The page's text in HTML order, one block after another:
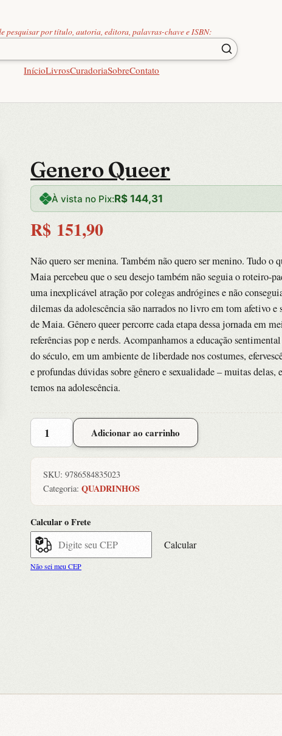
pesquisar por título, autoria, editora, palavras-chave e ISBN:
InícioLivrosCuradoriaSobreContato
Genero Queer
À vista no Pix:R$ 144,31
R$ 151,90
Não quero ser menina. Também não quero ser menino. Tudo o
Maia percebeu que o seu desejo também não seguia o roteiro-
uma inexplicável atração por colegas andrógines e não
dilemas da adolescência são narrados no livro em tom afetivo e
de Maia. Gênero queer percorre cada etapa dessa jornada em
referências pop e nerds. Acompanhamos a educação
do século, em um ambiente de liberdade nos costumes,
e profundas dúvidas sobre gênero e sexualidade – muitas delas,
temos na adolescência.
Genero
Queer
Adicionar ao carrinho
SKU: 9786584835023
Categoria: QUADRINHOS
Calcular o Frete
Calcular
Não sei meu CEP